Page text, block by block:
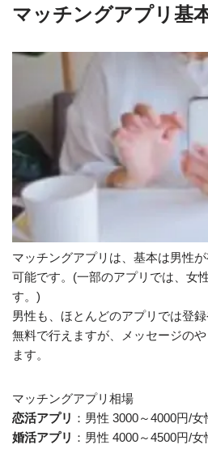
マッチングアプリ基
マッチングアプリは、基本は男性
可能です。(一部のアプリでは、女
す。)
男性も、ほとんどのアプリでは登
無料で行えますが、メッセージの
ます。
マッチングアプリ相場
恋活アプリ ：男性 3000～4000円/
婚活アプリ ：男性 4000～4500円/